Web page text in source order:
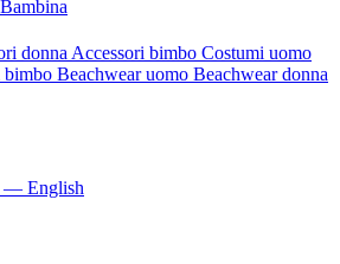
Bambina
donna Accessori bimbo Costumi uomo
bimbo Beachwear uomo Beachwear donna
— English